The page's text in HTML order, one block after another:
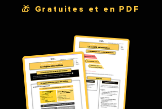
🎁 Gratuites et en PDF